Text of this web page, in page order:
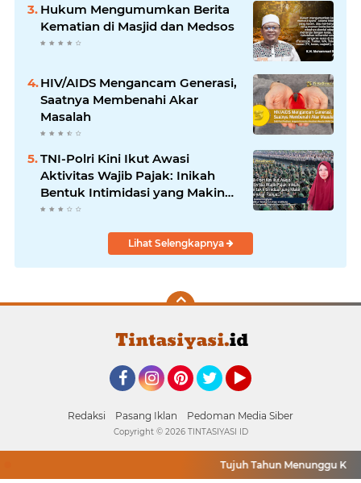
Hukum Mengumumkan Berita
Kematian di Masjid dan Medsos
HIV/AIDS Mengancam Generasi,
Saatnya Membenahi Akar
Masalah
TNI-Polri Kini Ikut Awasi
Aktivitas Wajib Pajak: Inikah
Bentuk Intimidasi yang Makin
Menekan Rakyat?
Lihat Selengkapnya
Redaksi Pasang Iklan Pedoman Media Siber
Tujuh Tahun Menunggu
Copyright © 2026 TINTASIYASI ID